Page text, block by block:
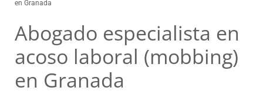
en Granada
Abogado especialista en
acoso laboral (mobbing)
en Granada